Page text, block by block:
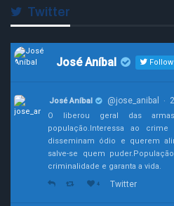
Twitter
José Aníbal Follow
José Aníbal @jose_anibal ·
O liberou geral das
população.Interessa ao
disseminam ódio e querem
salve-se quem
criminalidade e garanta a vida.
4 Twitter